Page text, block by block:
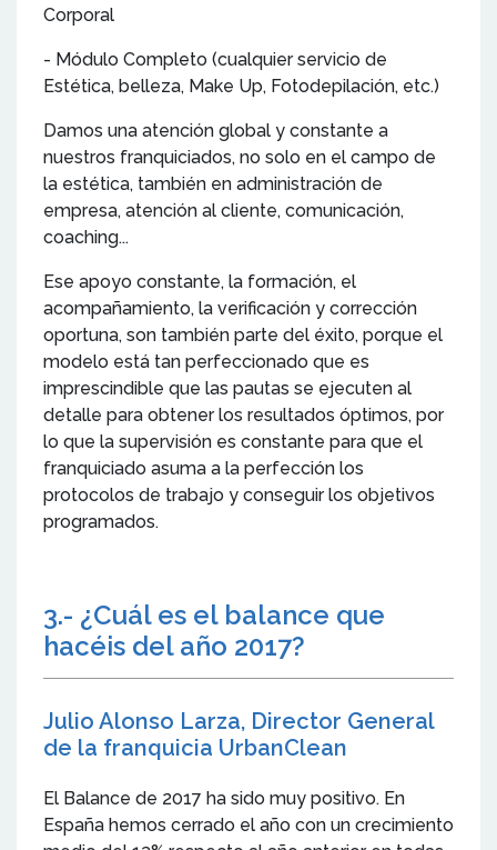
Corporal
- Módulo Completo (cualquier servicio de
Estética, belleza, Make Up, Fotodepilación, etc.)
Damos una atención global y constante a
nuestros franquiciados, no solo en el campo de
la estética, también en administración de
empresa, atención al cliente, comunicación,
coaching...
Ese apoyo constante, la formación, el
acompañamiento, la verificación y corrección
oportuna, son también parte del éxito, porque el
modelo está tan perfeccionado que es
imprescindible que las pautas se ejecuten al
detalle para obtener los resultados óptimos, por
lo que la supervisión es constante para que el
franquiciado asuma a la perfección los
protocolos de trabajo y conseguir los objetivos
programados.
3.- ¿Cuál es el balance que
hacéis del año 2017?
Julio Alonso Larza, Director General
de la franquicia UrbanClean
El Balance de 2017 ha sido muy positivo. En
España hemos cerrado el año con un crecimiento